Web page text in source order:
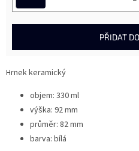
PŘIDAT
Hrnek keramický
objem: 330 ml
výška: 92 mm
průměr: 82 mm
barva: bílá